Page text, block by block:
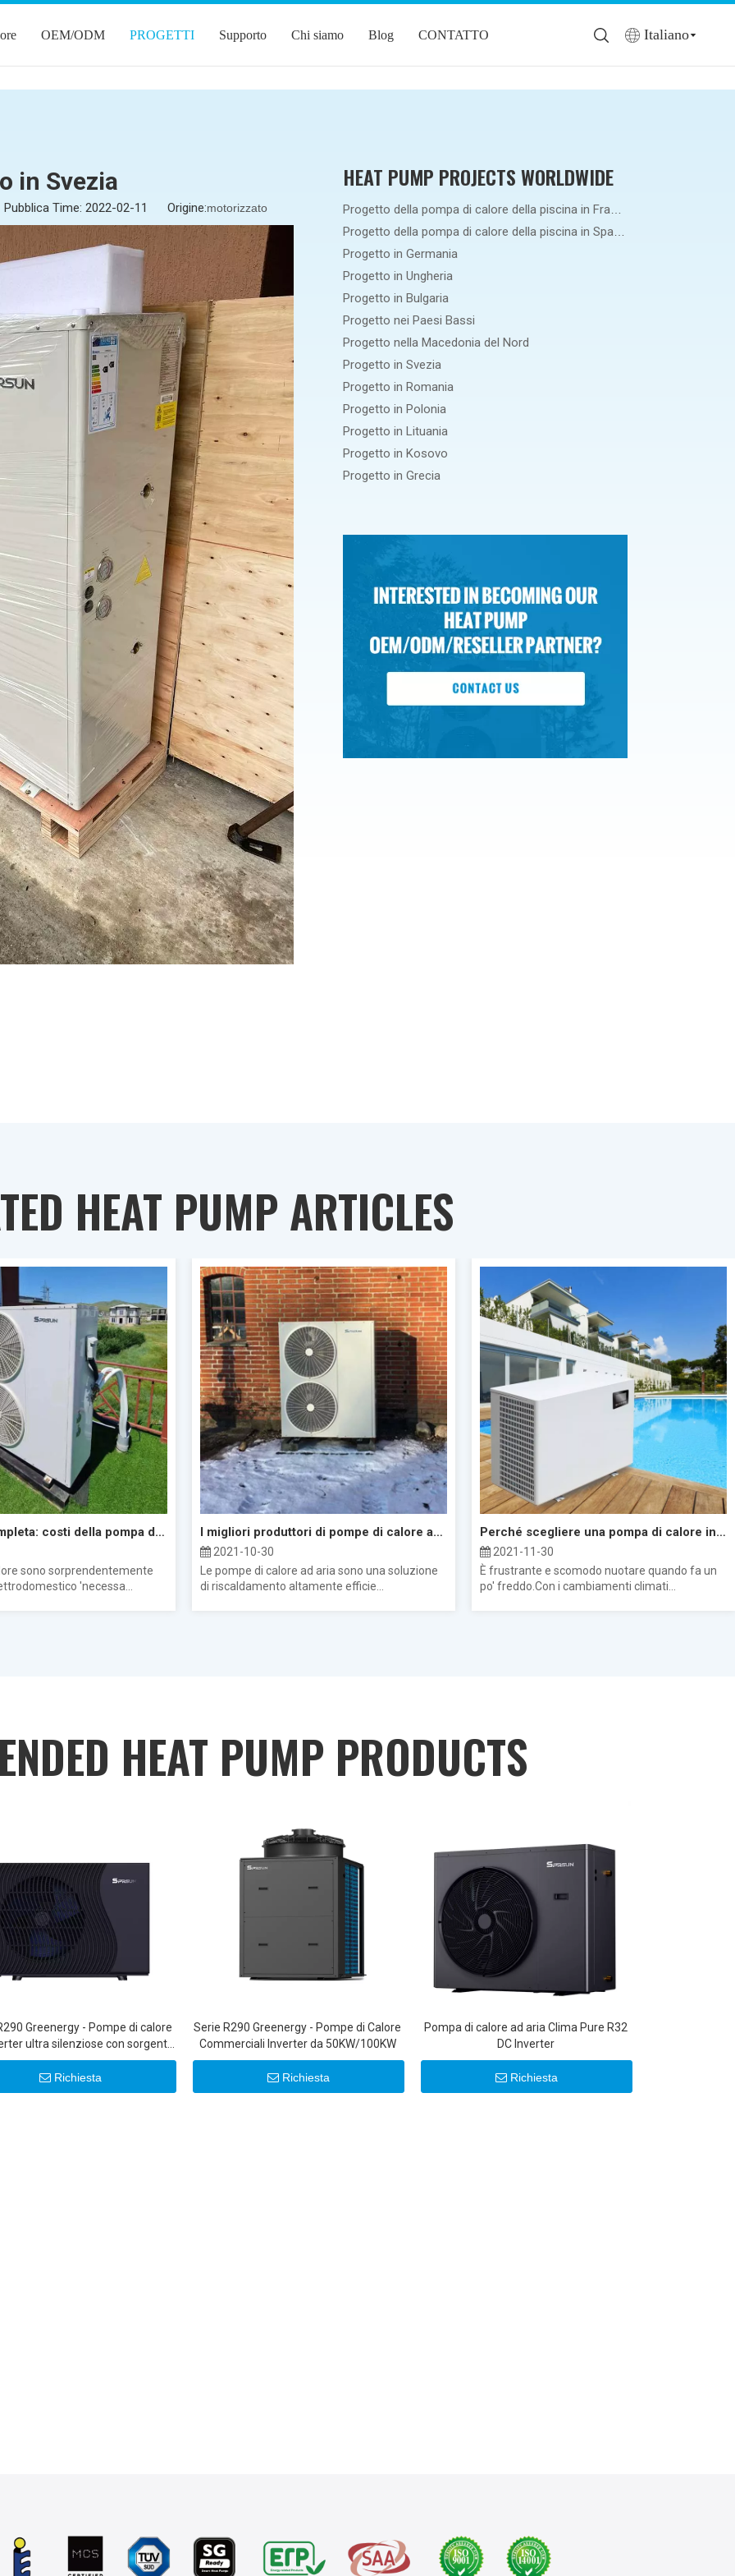
OEM/ODM PROGETTI Supporto Chi siamo Blog CONTATTO Italiano
in Svezia
Time: 2022-02-11 Origine:motorizzato
HEAT PUMP PROJECTS WORLDWIDE
Progetto in Germania
Progetto in Ungheria
Progetto in Bulgaria
Progetto nei Paesi Bassi
Progetto nella Macedonia del Nord
Progetto in Svezia
Progetto in Romania
Progetto in Polonia
Progetto in Lituania
Progetto in Kosovo
Progetto in Grecia
HEAT PUMP ARTICLES
Una guida completa: costi della pompa di calore ad aria
sono sorprendentemente
'necessa...
I migliori produttori di pompe di calore ad aria del 2022
2021-10-30
Le pompe di calore ad aria sono una soluzione
di riscaldamento altamente efficie...
Perché scegliere una pompa di calore inverter per riscaldare la tua piscina?
2021-11-30
È frustrante e scomodo nuotare quando fa un
po' freddo.Con i cambiamenti climati...
HEAT PUMP PRODUCTS
Greenergy - Pompe di calore
ultra silenziose con sorgente
d'aria 6-22KW 20KW 22KW
Richiesta
Serie R290 Greenergy - Pompe di Calore
Commerciali Inverter da 50KW/100KW
Richiesta
Pompa di calore ad aria Clima Pure R32
DC Inverter
Richiesta